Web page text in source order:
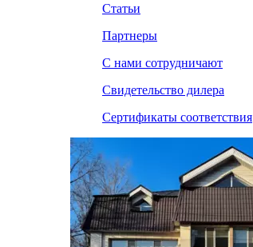
Статьи
Партнеры
С нами сотрудничают
Свидетельство дилера
Сертификаты соответствия